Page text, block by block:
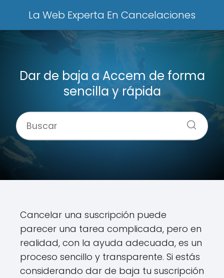
La Web Experta En Cancelaciones
Dar de baja a Accem de forma
sencilla y rápida
Cancelar una suscripción puede
parecer una tarea complicada, pero en
realidad, con la ayuda adecuada, es un
proceso sencillo y transparente. Si estás
considerando dar de baja tu suscripción